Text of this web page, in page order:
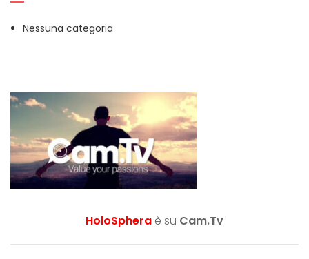
Nessuna categoria
HoloSphera è su Cam.Tv